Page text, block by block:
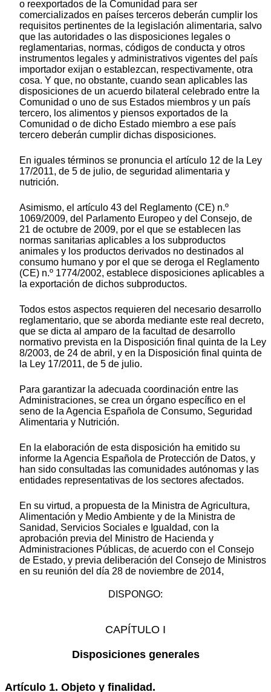
o reexportados de la Comunidad para ser
comercializados en países terceros deberán cumplir los
requisitos pertinentes de la legislación alimentaria, salvo
que las autoridades o las disposiciones legales o
reglamentarias, normas, códigos de conducta y otros
instrumentos legales y administrativos vigentes del país
importador exijan o establezcan, respectivamente, otra
cosa. Y que, no obstante, cuando sean aplicables las
disposiciones de un acuerdo bilateral celebrado entre la
Comunidad o uno de sus Estados miembros y un país
tercero, los alimentos y piensos exportados de la
Comunidad o de dicho Estado miembro a ese país
tercero deberán cumplir dichas disposiciones.
En iguales términos se pronuncia el artículo 12 de la Ley
17/2011, de 5 de julio, de seguridad alimentaria y
nutrición.
Asimismo, el artículo 43 del Reglamento (CE) n.º
1069/2009, del Parlamento Europeo y del Consejo, de
21 de octubre de 2009, por el que se establecen las
normas sanitarias aplicables a los subproductos
animales y los productos derivados no destinados al
consumo humano y por el que se deroga el Reglamento
(CE) n.º 1774/2002, establece disposiciones aplicables a
la exportación de dichos subproductos.
Todos estos aspectos requieren del necesario desarrollo
reglamentario, que se aborda mediante este real decreto,
que se dicta al amparo de la facultad de desarrollo
normativo prevista en la Disposición final quinta de la Ley
8/2003, de 24 de abril, y en la Disposición final quinta de
la Ley 17/2011, de 5 de julio.
Para garantizar la adecuada coordinación entre las
Administraciones, se crea un órgano específico en el
seno de la Agencia Española de Consumo, Seguridad
Alimentaria y Nutrición.
En la elaboración de esta disposición ha emitido su
informe la Agencia Española de Protección de Datos, y
han sido consultadas las comunidades autónomas y las
entidades representativas de los sectores afectados.
En su virtud, a propuesta de la Ministra de Agricultura,
Alimentación y Medio Ambiente y de la Ministra de
Sanidad, Servicios Sociales e Igualdad, con la
aprobación previa del Ministro de Hacienda y
Administraciones Públicas, de acuerdo con el Consejo
de Estado, y previa deliberación del Consejo de Ministros
en su reunión del día 28 de noviembre de 2014,
DISPONGO:
CAPÍTULO I
Disposiciones generales
Artículo 1. Objeto y finalidad.